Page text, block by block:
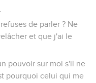
de parler ? Ne
et que j'ai le
pouvoir sur moi s'il ne
pourquoi celui qui me